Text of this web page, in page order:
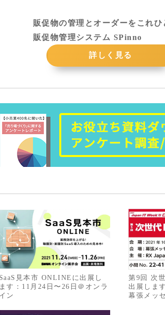
販促物の管理とオーダーをこれひ
販促物管理システム SPinno
詳しく見る
SaaS見本市 ONLINEに出展し
ます：11月24日〜26日＠オンラ
イン
第9回 次
出展しま
幕張メッ